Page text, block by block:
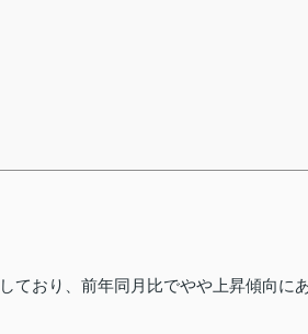
ており、前年同月比でやや上昇傾向に